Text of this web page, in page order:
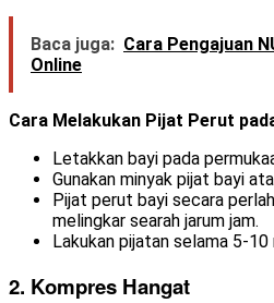
Baca juga: Cara Pengajuan
Online
Cara Melakukan Pijat Perut
Letakkan bayi pada
Gunakan minyak pijat bayi
Pijat perut bayi secara
melingkar searah jarum jam.
Lakukan pijatan selama 5-10
2. Kompres Hangat